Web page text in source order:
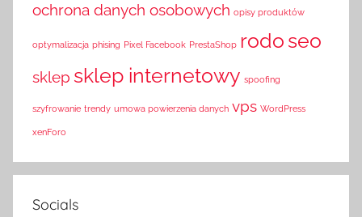
ochrona danych osobowych opisy produktów
optymalizacja phising Pixel Facebook PrestaShop rodo seo
sklep sklep internetowy spoofing
szyfrowanie trendy umowa powierzenia danych vps WordPress
xenForo
Socials